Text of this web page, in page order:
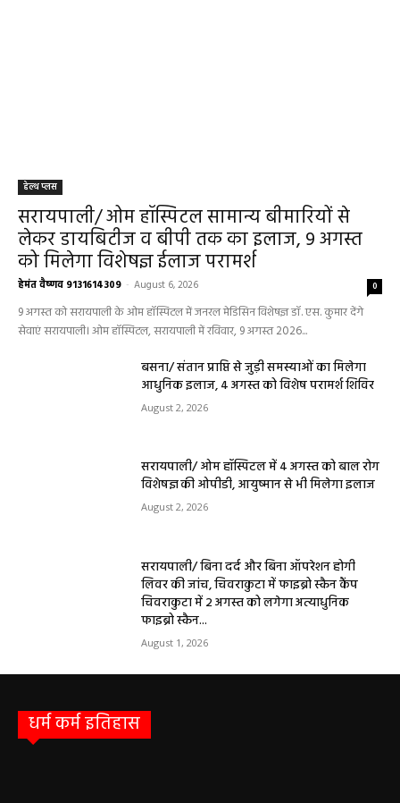
हेल्थ प्लस
सरायपाली/ ओम हॉस्पिटल सामान्य बीमारियों से
लेकर डायबिटीज व बीपी तक का इलाज, 9 अगस्त
को मिलेगा विशेषज्ञ ईलाज परामर्श
हेमंत वैष्णव 9131614309 - August 6, 2026 0
9 अगस्त को सरायपाली के ओम हॉस्पिटल में जनरल मेडिसिन विशेषज्ञ डॉ. एस. कुमार देंगे
सेवाएं सरायपाली। ओम हॉस्पिटल, सरायपाली में रविवार, 9 अगस्त 2026...
बसना/ संतान प्राप्ति से जुड़ी समस्याओं का मिलेगा
आधुनिक इलाज, 4 अगस्त को विशेष परामर्श शिविर
August 2, 2026
सरायपाली/ ओम हॉस्पिटल में 4 अगस्त को बाल रोग
विशेषज्ञ की ओपीडी, आयुष्मान से भी मिलेगा इलाज
August 2, 2026
सरायपाली/ बिना दर्द और बिना ऑपरेशन होगी
लिवर की जांच, चिवराकुटा में फाइब्रो स्कैन कैंप
चिवराकुटा में 2 अगस्त को लगेगा अत्याधुनिक
फाइब्रो स्कैन...
August 1, 2026
धर्म कर्म इतिहास